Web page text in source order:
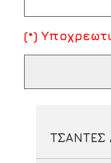
(*)
ΤΣΑΝΤΕΣ